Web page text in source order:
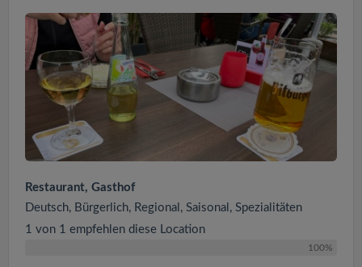
Restaurant, Gasthof
Deutsch, Bürgerlich, Regional, Saisonal, Spezialitäten
1 von 1 empfehlen diese Location
100%